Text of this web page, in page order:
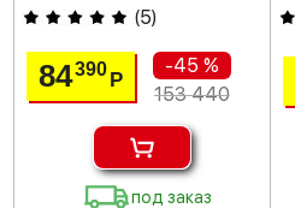
(5)
84390Р
-45 %
153 440
под заказ